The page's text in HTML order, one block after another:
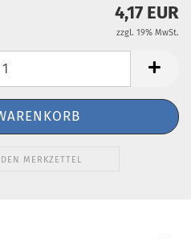
4,17 EUR
zzgl. 19% MwSt.
MERKZETTEL